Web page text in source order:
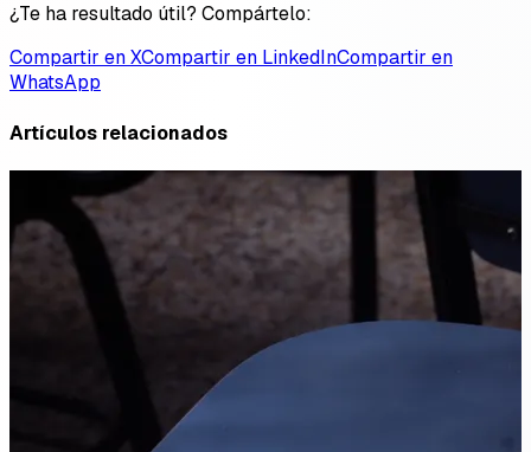
¿Te ha resultado útil? Compártelo:
Compartir en XCompartir en LinkedInCompartir en
WhatsApp
Artículos relacionados